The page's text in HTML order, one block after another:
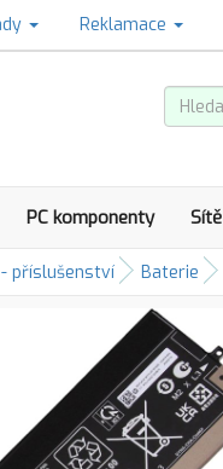
Reklamace
PC komponenty Sítě
příslušenství Baterie